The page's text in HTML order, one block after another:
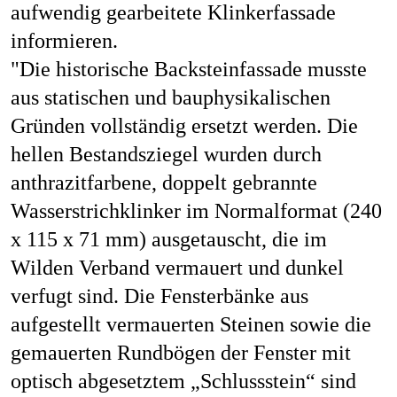
aufwendig gearbeitete Klinkerfassade
informieren.
"Die historische Backsteinfassade musste
aus statischen und bauphysikalischen
Gründen vollständig ersetzt werden. Die
hellen Bestandsziegel wurden durch
anthrazitfarbene, doppelt gebrannte
Wasserstrichklinker im Normalformat (240
x 115 x 71 mm) ausgetauscht, die im
Wilden Verband vermauert und dunkel
verfugt sind. Die Fensterbänke aus
aufgestellt vermauerten Steinen sowie die
gemauerten Rundbögen der Fenster mit
optisch abgesetztem „Schlussstein“ sind